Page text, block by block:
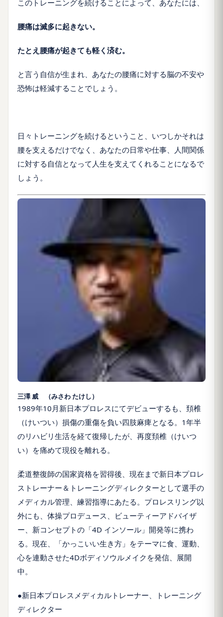
このトレーニングを続けることによって、あなたには、
腰痛は滅多に起きない。
たとえ腰痛が起きても軽く済む。
と言う自信が生まれ、あなたの腰痛に対する脳の不安や
恐怖は軽減することでしょう。
日々トレーニングを続けるということ、いつしかそれは
腰を支えるだけでなく、あなたの日常や仕事、人間関係
に対する自信となって人生を支えてくれることになるで
しょう。
三澤 威 （みさわ たけし）
1989年10月新日本プロレスにてデビューするも、頚椎
（けいつい）損傷の重傷を負い四肢麻痺となる。1年半
のリハビリ生活を経て復帰したが、再度頚椎（けいつ
い）を痛めて現役を離れる。
柔道整復師の国家資格を習得後、現在まで新日本プロレ
ストレーナー＆トレーニングディレクターとして選手の
メディカル管理、練習指導にあたる。プロレスリング以
外にも、体操プロデュース、ビューティーアドバイザ
ー、新コンセプトの「4D インソール」開発等に携わ
る。現在、「かっこいい生き方」をテーマに食、運動、
心を連動させた4Dボディソウルメイクを発信、展開
中。
●新日本プロレスメディカルトレーナー、トレーニング
ディレクター